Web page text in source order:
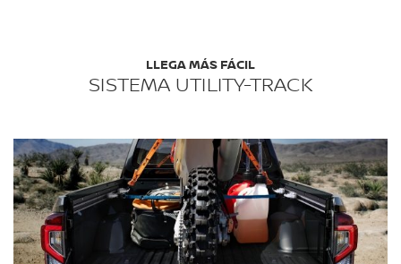
LLEGA MÁS FÁCIL
SISTEMA UTILITY-TRACK